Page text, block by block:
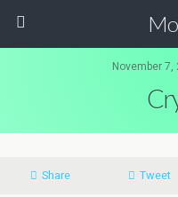
November
Share Tweet